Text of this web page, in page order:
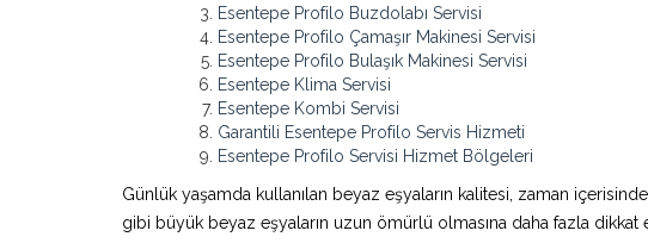
Esentepe Profilo Buzdolabı Servisi
Esentepe Profilo Çamaşır Makinesi Servisi
Esentepe Profilo Bulaşık Makinesi Servisi
Esentepe Klima Servisi
Esentepe Kombi Servisi
Garantili Esentepe Profilo Servis Hizmeti
Esentepe Profilo Servisi Hizmet Bölgeleri
Günlük yaşamda kullanılan beyaz eşyaların kalitesi, zaman
gibi büyük beyaz eşyaların uzun ömürlü olmasına daha fazla dikkat